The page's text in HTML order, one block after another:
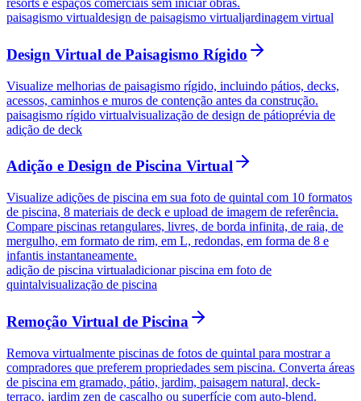
resorts e espaços comerciais sem iniciar obras.
paisagismo virtualdesign de paisagismo virtualjardinagem virtual
Design Virtual de Paisagismo Rígido
Visualize melhorias de paisagismo rígido, incluindo pátios, decks,
acessos, caminhos e muros de contenção antes da construção.
paisagismo rígido virtualvisualização de design de pátioprévia de
adição de deck
Adição e Design de Piscina Virtual
Visualize adições de piscina em sua foto de quintal com 10 formatos
de piscina, 8 materiais de deck e upload de imagem de referência.
Compare piscinas retangulares, livres, de borda infinita, de raia, de
mergulho, em formato de rim, em L, redondas, em forma de 8 e
infantis instantaneamente.
adição de piscina virtualadicionar piscina em foto de
quintalvisualização de piscina
Remoção Virtual de Piscina
Remova virtualmente piscinas de fotos de quintal para mostrar a
compradores que preferem propriedades sem piscina. Converta áreas
de piscina em gramado, pátio, jardim, paisagem natural, deck-
terraço, jardim zen de cascalho ou superfície com auto-blend.